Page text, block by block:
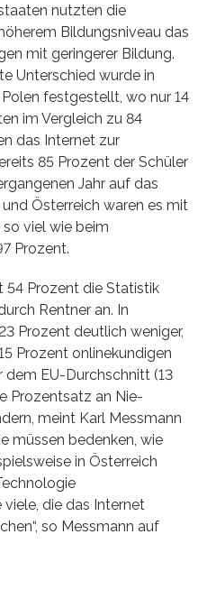
nutzten die
Bildungsniveau das
mit geringerer Bildung.
Unterschied wurde in
festgestellt, wo nur 14
im Vergleich zu 84
das Internet zur
85 Prozent der Schüler
Jahr auf das
Österreich waren es mit
viel wie beim
Prozent.
54 Prozent die Statistik
Rentner an. In
Prozent deutlich weniger,
Prozent onlinekundigen
dem EU-Durchschnitt (13
Prozentsatz an Nie-
meint Karl Messmann
müssen bedenken, wie
in Österreich
die das Internet
so Messmann auf